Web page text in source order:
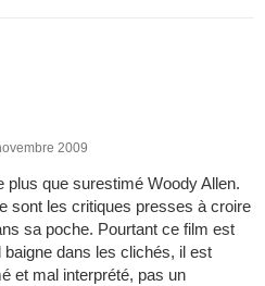
2009
plus que surestimé Woody Allen.
sont les critiques presses à croire
sa poche. Pourtant ce film est
dans les clichés, il est
et mal interprété, pas un